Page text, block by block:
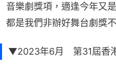
音樂劇獎項，適逢今年又
都是我們非辦好舞台劇獎
▼2023年6月 第31屆香